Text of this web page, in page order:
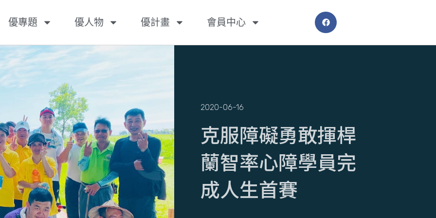
優專題 優人物 優計畫 會員中心
2020-06-16
克服障礙勇敢揮桿
蘭智率心障學員完
成人生首賽